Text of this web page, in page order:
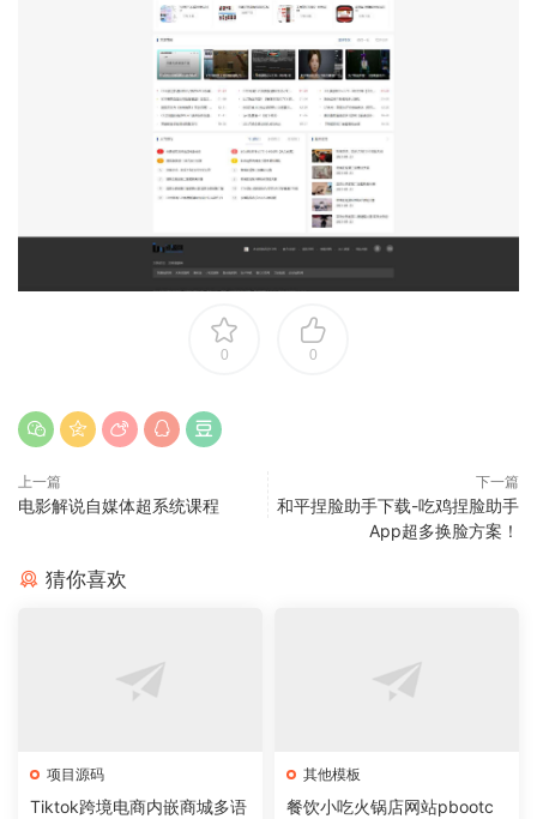
0 0
上一篇
电影解说自媒体超系统课程
下一篇
和平捏脸助手下载-吃鸡捏脸助手
App超多换脸方案！
猜你喜欢
项目源码
Tiktok跨境电商内嵌商城多语
其他模板
餐饮小吃火锅店网站pbootc